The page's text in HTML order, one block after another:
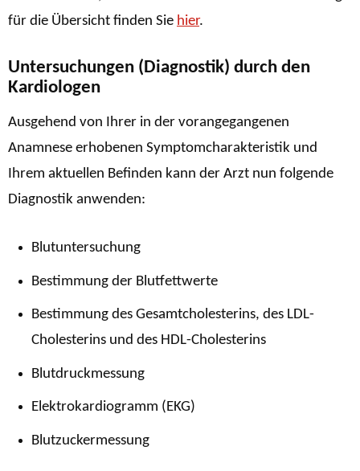
für die Übersicht finden Sie hier.
Untersuchungen (Diagnostik) durch den
Kardiologen
Ausgehend von Ihrer in der vorangegangenen
Anamnese erhobenen Symptomcharakteristik und
Ihrem aktuellen Befinden kann der Arzt nun folgende
Diagnostik anwenden:
Blutuntersuchung
Bestimmung der Blutfettwerte
Bestimmung des Gesamtcholesterins, des LDL-
Cholesterins und des HDL-Cholesterins
Blutdruckmessung
Elektrokardiogramm (EKG)
Blutzuckermessung